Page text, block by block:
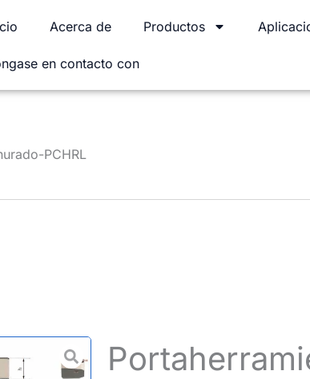
Acerca de Productos
en contacto con
PCHRL